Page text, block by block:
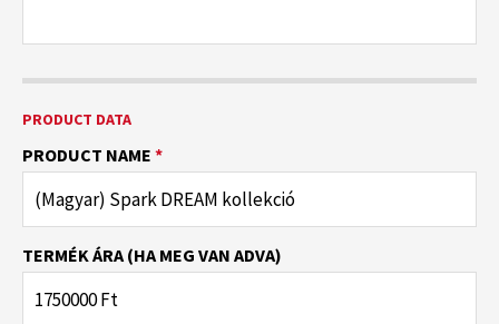
PRODUCT DATA
PRODUCT NAME *
TERMÉK ÁRA (HA MEG VAN ADVA)